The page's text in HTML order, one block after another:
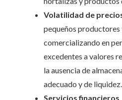
Volatilidad de
pequeños
comercializando en
excedentes a valores
la ausencia de
adecuado y de liquidez.
Servicios financieros